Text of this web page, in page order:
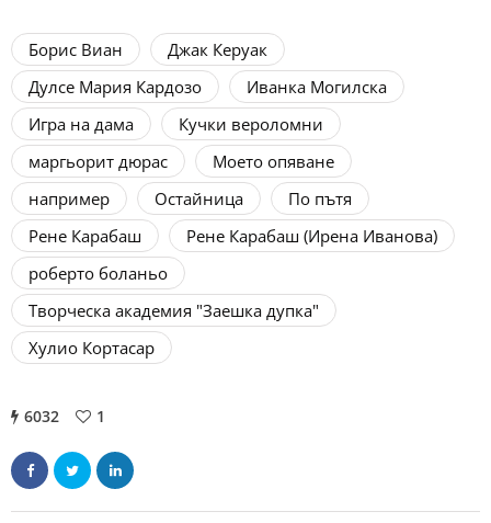
Борис Виан
Джак Керуак
Дулсе Мария Кардозо
Иванка Могилска
Игра на дама
Кучки вероломни
маргьорит дюрас
Моето опяване
например
Остайница
По пътя
Рене Карабаш
Рене Карабаш (Ирена Иванова)
роберто боланьо
Творческа академия "Заешка дупка"
Хулио Кортасар
6032 1